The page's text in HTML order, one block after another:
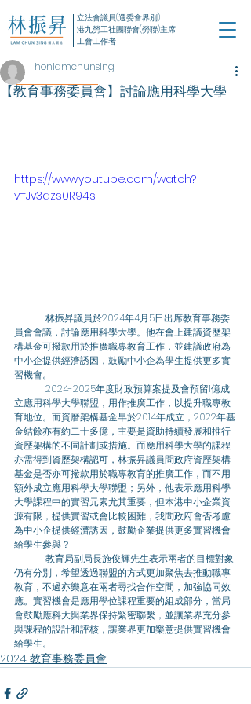
立法會議員(選委會界別)
港九勞工社團聯會(勞聯)主席
工會工作者
【教育事務委員會】討論應用科學大學
honlamchunsing
https://www.youtube.com/watch?
v=Jv3azs0R94s
員會會議，討論應用科學大學。他在會上建議資歷架
構基金可撥款用於推廣職專教育工作，並建議政府為
中小企提供經濟誘因，鼓勵中小企為學生提供更多實
習機會。
立應用科學大學聯盟，用作推廣工作，以提升職專教
育地位。而資曆架構基金早於2014年成立，2022年基
金結餘亦有約二十多億，主要是資助持續發展和推行
資歷架構的不同計劃或措施。而應用科學大學的課程
亦需得到資歷架構認可，林振昇議員問政府資歷架構
基金是否亦可撥款用於職專教育的推廣工作，而不用
額外成立應用科學大學聯盟；另外，他表示應用科學
大學課程中的實習元素尤其重要，但本港中小企業資
源有限，提供實習或會比較困難，我問政府會否考慮
為中小企提供經濟誘因，鼓勵企業提供更多實習機會
給學生參與？
仍有分別，希望透過聯盟的方式更加聚焦去推動職專
教育，不過亦樂意在兩者尋找合作空間，加強協同效
應。實習機會是應用學位課程重要的組成部分，當局
會鼓勵應科大與業界保持緊密聯繫，並讓業界充分參
與課程的設計和評核，讓業界更加樂意提供實習機會
給學生。
2024 教育事務委員會